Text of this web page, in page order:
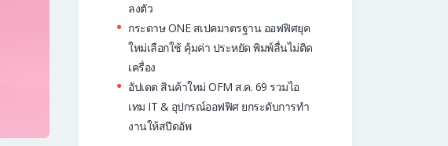
ลงตัว
กระดาษ ONE สเปคมาตรฐาน ออฟฟิศยุค
ใหม่เลือกใช้ คุ้มค่า ประหยัด พิมพ์ลื่นไม่ติด
เครื่อง
อัปเดต สินค้าใหม่ OFM ส.ค. 69 รวมไอ
เทม IT & อุปกรณ์ออฟฟิศ ยกระดับการทำ
งานให้สปีดอัพ